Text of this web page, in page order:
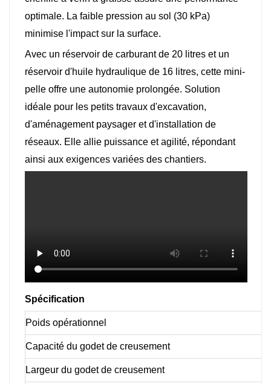
optimale. La faible pression au sol (30 kPa)
minimise l'impact sur la surface.
Avec un réservoir de carburant de 20 litres et un
réservoir d'huile hydraulique de 16 litres, cette mini-
pelle offre une autonomie prolongée. Solution
idéale pour les petits travaux d'excavation,
d'aménagement paysager et d'installation de
réseaux. Elle allie puissance et agilité, répondant
ainsi aux exigences variées des chantiers.
Spécification
Poids opérationnel
Capacité du godet de creusement
Largeur du godet de creusement